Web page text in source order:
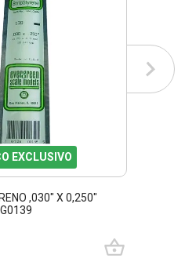
EXCLUSIVO
,030" X 0,250"